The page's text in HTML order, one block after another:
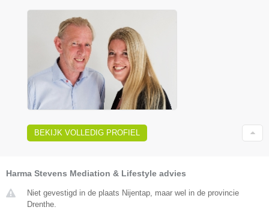
BEKIJK VOLLEDIG PROFIEL
Harma Stevens Mediation & Lifestyle advies
Niet gevestigd in de plaats Nijentap, maar wel in de provincie
Drenthe.